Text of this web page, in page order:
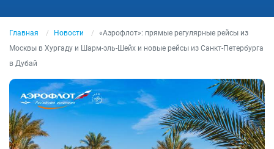
Главная Новости
«Аэрофлот»: прямые регулярные рейсы из
Москвы в Хургаду и Шарм-эль-Шейх и новые рейсы из Санкт-Петербурга
в Дубай